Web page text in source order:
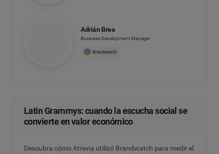
Adrián Brea
Business Development Manager
Latin Grammys: cuando la escucha social se
convierte en valor económico
Descubra cómo Atrevia utilizó Brandwatch para medir el